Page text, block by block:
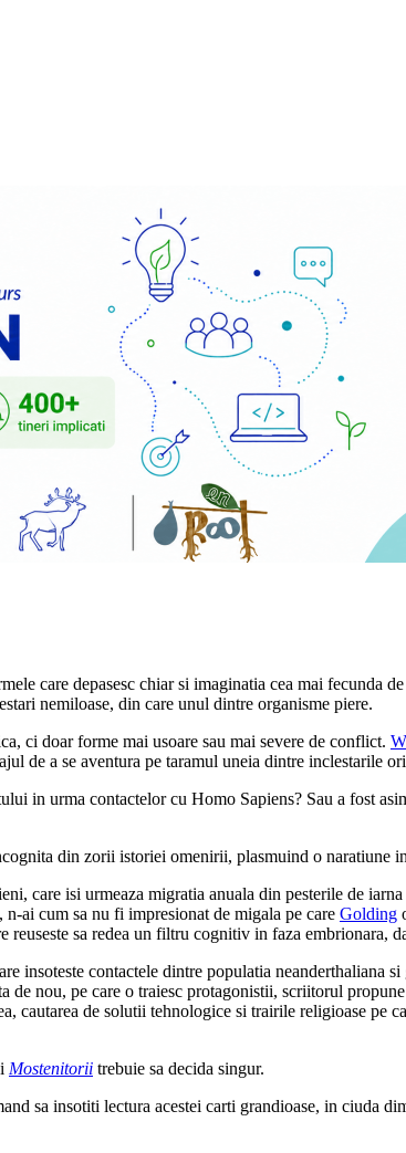
care depasesc chiar si imaginatia cea mai fecunda
nemiloase, din care unul dintre organisme piere.
ci doar forme mai usoare sau mai severe de conflict.
de a se aventura pe taramul uneia dintre inclestarile
in urma contactelor cu Homo Sapiens? Sau a fost
din zorii istoriei omenirii, plasmuind o naratiune
care isi urmeaza migratia anuala din pesterile de
ai cum sa nu fi impresionat de migala pe care Golding
sa redea un filtru cognitiv in faza embrionara,
insoteste contactele dintre populatia neanderthaliana
de nou, pe care o traiesc protagonistii, scriitorul
cautarea de solutii tehnologice si trairile religioase pe
Mostenitorii trebuie sa decida singur.
sa insotiti lectura acestei carti grandioase, in ciuda